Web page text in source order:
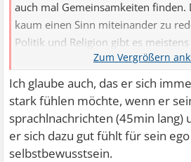
auch mal Gemeinsamkeiten finden.
kaum einen Sinn miteinander zu
Politik und Religion gibt es
Ich glaube auch, das er sich
stark fühlen möchte, wenn er
sprachlnachrichten (45min lang)
er sich dazu gut fühlt für sein
selbstbewusstsein.